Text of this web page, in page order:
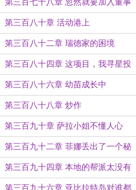
第三百七十八章 忽然就要加入董事
会了？
第三百八十章 活动港上
第三百八十二章 瑞德家的困境
第三百八十四章 这项目，我寻星投
了！
第三百八十六章 幼苗成长中
第三百八十八章 炒作
第三百九十章 萨拉小姐不懂人心
第三百九十二章 菲娜丢出了一个秘
闻
第三百九十四章 本地的帮派太没有
礼貌了
第三百九十六章 亚比拉特岛对谁都